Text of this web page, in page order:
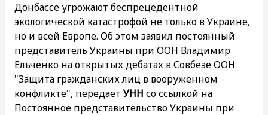
Донбассе угрожают беспрецедентной
экологической катастрофой не только в Украине,
но и всей Европе. Об этом заявил постоянный
представитель Украины при ООН Владимир
Ельченко на открытых дебатах в Совбезе ООН
"Защита гражданских лиц в вооруженном
конфликте", передаетУНН со ссылкой на
Постоянное представительство Украины при